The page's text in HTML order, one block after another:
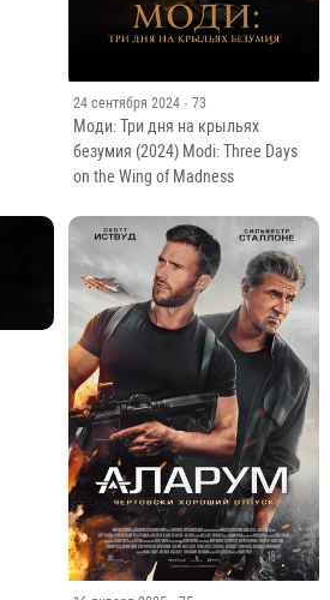
24 сентября 2024 · 73
Моди: Три дня на крыльях
безумия (2024) Modi: Three Days
on the Wing of Madness